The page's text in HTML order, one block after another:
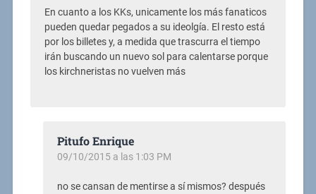
En cuanto a los KKs, unicamente los más fanaticos
pueden quedar pegados a su ideolgía. El resto está
por los billetes y, a medida que trascurra el tiempo
irán buscando un nuevo sol para calentarse porque
los kirchneristas no vuelven más
Pitufo Enrique
09/10/2015 a las 1:03 PM
no se cansan de mentirse a sí mismos? después